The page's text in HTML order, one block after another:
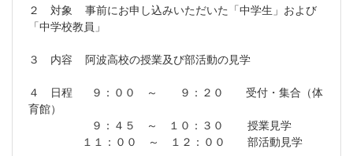
２ 対象 事前にお申し込みいただいた「中学生」および
「中学校教員」
３ 内容 阿波高校の授業及び部活動の見学
４ 日程 ９：００ ～ ９：２０ 受付・集合（体
育館）
９：４５ ～ １０：３０ 授業見学
１１：００ ～ １２：００ 部活動見学